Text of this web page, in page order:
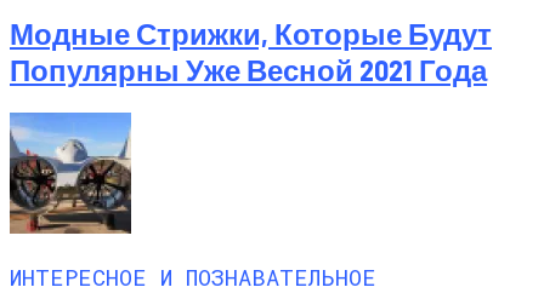
Модные Стрижки, Которые Будут
Популярны Уже Весной 2021 Года
ИНТЕРЕСНОЕ И ПОЗНАВАТЕЛЬНОЕ